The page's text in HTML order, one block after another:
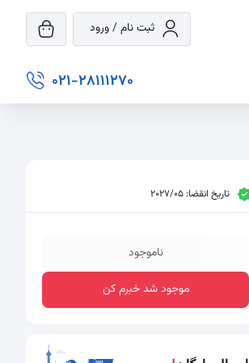
ثبت نام / ورود
021-28111270
تاریخ انقضا: 2027/05
ناموجود
موجود شد خبرم کن